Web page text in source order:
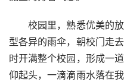
校园里，熟悉优美的放
型各异的雨伞，朝校门走
时开满整个校园，形成一
仰起头，一滴滴雨水落在